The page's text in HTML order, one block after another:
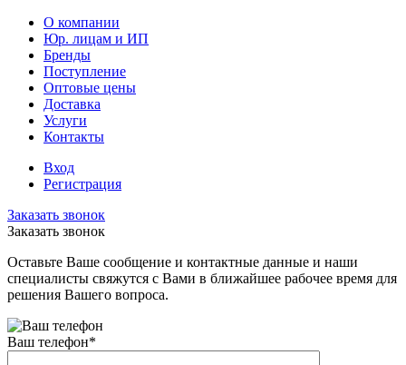
О компании
Юр. лицам и ИП
Бренды
Поступление
Оптовые цены
Доставка
Услуги
Контакты
Вход
Регистрация
Заказать звонок
Заказать звонок
Оставьте Ваше сообщение и контактные данные и наши
специалисты свяжутся с Вами в ближайшее рабочее время для
решения Вашего вопроса.
Ваш телефон*